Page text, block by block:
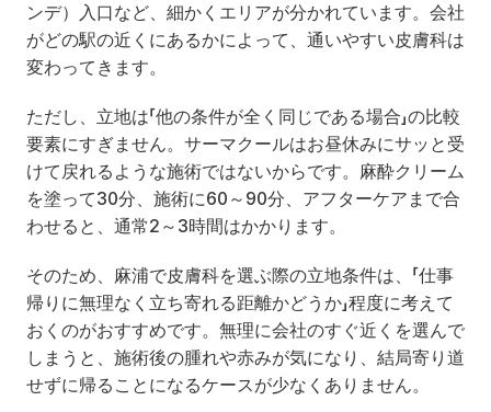
ンデ）入口など、細かくエリアが分かれています。会社
がどの駅の近くにあるかによって、通いやすい皮膚科は
変わってきます。
ただし、立地は「他の条件が全く同じである場合」の比較
要素にすぎません。サーマクールはお昼休みにサッと受
けて戻れるような施術ではないからです。麻酔クリーム
を塗って30分、施術に60～90分、アフターケアまで合
わせると、通常2～3時間はかかります。
そのため、麻浦で皮膚科を選ぶ際の立地条件は、「仕事
帰りに無理なく立ち寄れる距離かどうか」程度に考えて
おくのがおすすめです。無理に会社のすぐ近くを選んで
しまうと、施術後の腫れや赤みが気になり、結局寄り道
せずに帰ることになるケースが少なくありません。